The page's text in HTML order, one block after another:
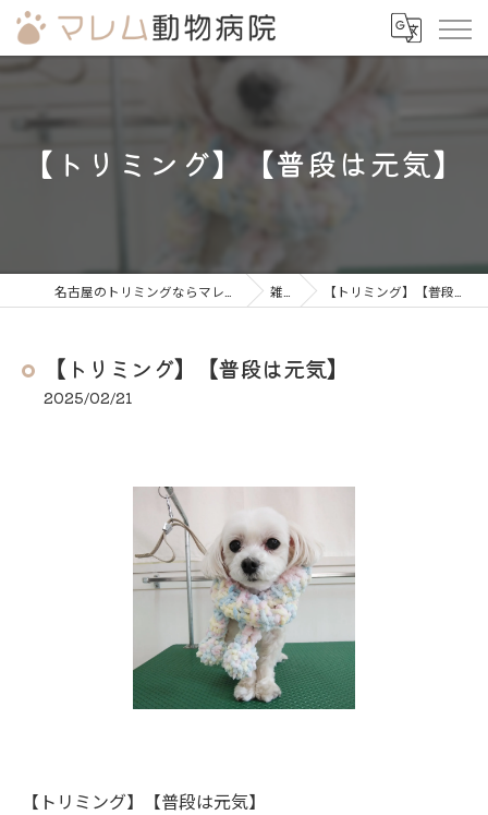
【トリミング】【普段は元気】
雑談 【トリミング】【普段は元気】
【トリミング】【普段は元気】
2025/02/21
【トリミング】【普段は元気】